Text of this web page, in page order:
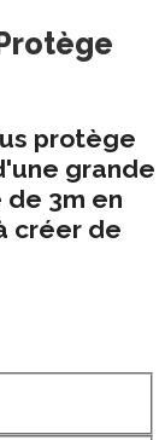
protège
grande
3m en
créer de